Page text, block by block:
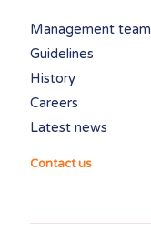
Management team
Guidelines
History
Careers
Latest news
Contact us